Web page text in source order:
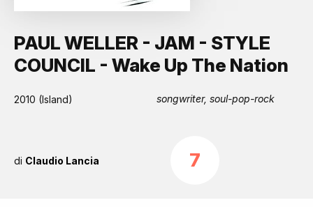
PAUL WELLER - JAM - STYLE
COUNCIL - Wake Up The Nation
2010 (Island) songwriter, soul-pop-rock
di Claudio Lancia 7